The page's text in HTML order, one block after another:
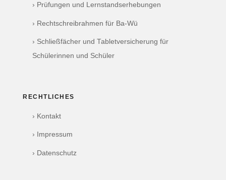
› Prüfungen und Lernstandserhebungen
› Rechtschreibrahmen für Ba-Wü
› Schließfächer und Tabletversicherung für
Schülerinnen und Schüler
RECHTLICHES
› Kontakt
› Impressum
› Datenschutz